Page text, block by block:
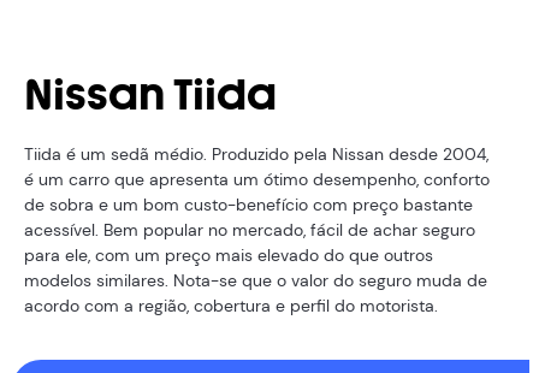
Nissan Tiida
Tiida é um sedã médio. Produzido pela Nissan desde 2004,
é um carro que apresenta um ótimo desempenho, conforto
de sobra e um bom custo-benefício com preço bastante
acessível. Bem popular no mercado, fácil de achar seguro
para ele, com um preço mais elevado do que outros
modelos similares. Nota-se que o valor do seguro muda de
acordo com a região, cobertura e perfil do motorista.